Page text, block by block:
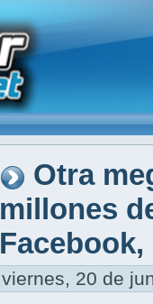
Otra
millones
Facebook,
viernes, 20 de